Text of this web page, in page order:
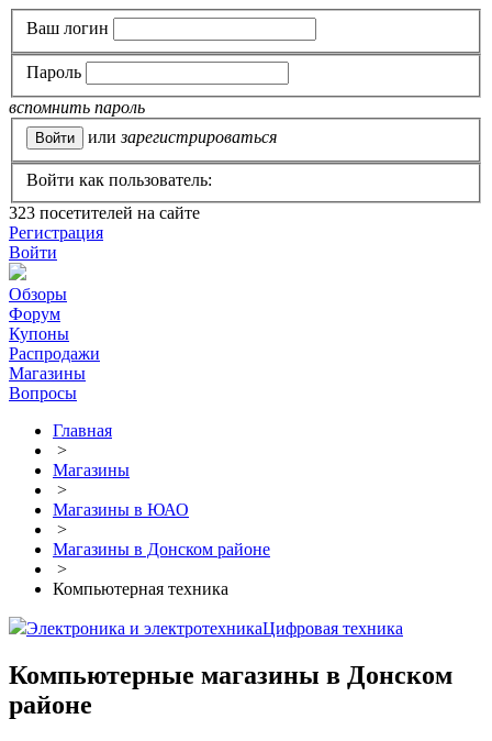
Ваш логин
Пароль
вспомнить пароль
или зарегистрироваться
Войти как пользователь:
323 посетителей на сайте
Регистрация
Войти
Обзоры
Форум
Купоны
Распродажи
Магазины
Вопросы
Главная
>
Магазины
>
Магазины в ЮАО
>
Магазины в Донском районе
>
Компьютерная техника
Электроника и электротехникаЦифровая техника
Компьютерные магазины в Донском
районе